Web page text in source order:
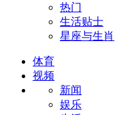
热门
生活贴士
星座与生肖
体育
视频
新闻
娱乐